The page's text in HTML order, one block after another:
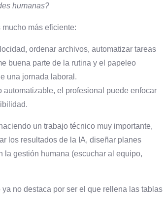
humanas?
más eficiente:
ordenar archivos, automatizar tareas
buena parte de la rutina y el papeleo
una jornada laboral.
automatizable, el profesional puede enfocar
un trabajo técnico muy importante,
los resultados de la IA, diseñar planes
gestión humana (escuchar al equipo,
no destaca por ser el que rellena las tablas